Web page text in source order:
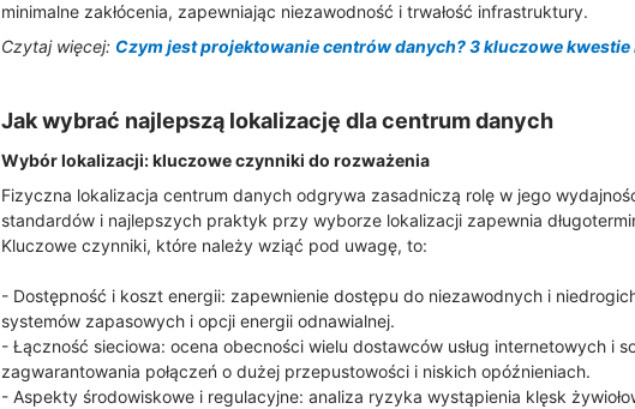
minimalne zakłócenia, zapewniając niezawodność i trwałość infrastruktury.
Czytaj więcej: Czym jest projektowanie centrów danych? 3 kluczowe
Jak wybrać najlepszą lokalizację dla centrum danych
Wybór lokalizacji: kluczowe czynniki do rozważenia
Fizyczna lokalizacja centrum danych odgrywa zasadniczą rolę w jego
standardów i najlepszych praktyk przy wyborze lokalizacji zapewnia
Kluczowe czynniki, które należy wziąć pod uwagę, to:
- Dostępność i koszt energii: zapewnienie dostępu do niezawodnych i
systemów zapasowych i opcji energii odnawialnej.
- Łączność sieciowa: ocena obecności wielu dostawców usług internetowych i
zagwarantowania połączeń o dużej przepustowości i niskich opóźnieniach.
- Aspekty środowiskowe i regulacyjne: analiza ryzyka wystąpienia klęsk